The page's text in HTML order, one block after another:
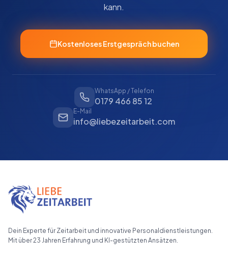
kann.
Kostenloses Erstgespräch buchen
WhatsApp / Telefon
0179 466 85 12
E-Mail
info@liebezeitarbeit.com
Dein Experte für Zeitarbeit und innovative Personaldienstleistungen.
Mit über 23 Jahren Erfahrung und KI-gestützten Ansätzen.